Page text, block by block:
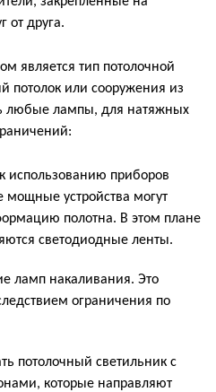
от друга.
является тип потолочной
потолок или сооружения из
любые лампы, для натяжных
использованию приборов
мощные устройства могут
полотна. В этом плане
светодиодные ленты.
ламп накаливания. Это
ограничения по
потолочный светильник с
которые направляют